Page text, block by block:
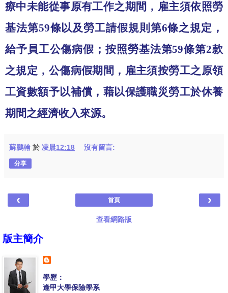
療中未能從事原有工作之期間，雇主須依照勞
基法第59條以及勞工請假規則第6條之規定，
給予員工公傷病假；按照勞基法第59條第2款
之規定，公傷病假期間，雇主須按勞工之原領
工資數額予以補償，藉以保護職災勞工於休養
期間之經濟收入來源。
蘇鵬翰 於凌晨12:18 沒有留言:
分享
‹ ›
首頁
查看網路版
版主簡介
學歷：
逢甲大學保險學系